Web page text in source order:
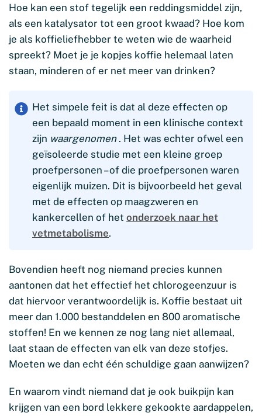
Hoe kan een stof tegelijk een reddingsmiddel zijn,
als een katalysator tot een groot kwaad? Hoe kom
je als koffieliefhebber te weten wie de waarheid
spreekt? Moet je je kopjes koffie helemaal laten
staan, minderen of er net meer van drinken?
Het simpele feit is dat al deze effecten op
een bepaald moment in een klinische context
zijn waargenomen . Het was echter ofwel een
geïsoleerde studie met een kleine groep
proefpersonen – of die proefpersonen waren
eigenlijk muizen. Dit is bijvoorbeeld het geval
met de effecten op maagzweren en
kankercellen of het onderzoek naar het
vetmetabolisme.
Bovendien heeft nog niemand precies kunnen
aantonen dat het effectief het chlorogeenzuur is
dat hiervoor verantwoordelijk is. Koffie bestaat uit
meer dan 1.000 bestanddelen en 800 aromatische
stoffen! En we kennen ze nog lang niet allemaal,
laat staan de effecten van elk van deze stofjes.
Moeten we dan echt één schuldige gaan aanwijzen?
En waarom vindt niemand dat je ook buikpijn kan
krijgen van een bord lekkere gekookte aardappelen,